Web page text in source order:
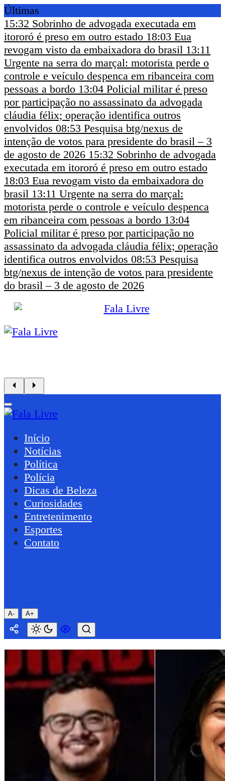
Últimas
15:32 Sobrinho de advogada executada em
itororó é preso em outro estado 18:03 Eua
revogam visto da embaixadora do brasil 13:11
Urgente na serra do marçal: motorista perde o
controle e veículo despenca em ribanceira com
pessoas a bordo 13:04 Policial militar é preso
por participação no assassinato da advogada
cláudia félix; operação identifica outros
envolvidos 08:53 Pesquisa btg/nexus de
intenção de votos para presidente do brasil – 3
de agosto de 2026 15:32 Sobrinho de advogada
executada em itororó é preso em outro estado
18:03 Eua revogam visto da embaixadora do
brasil 13:11 Urgente na serra do marçal:
motorista perde o controle e veículo despenca
em ribanceira com pessoas a bordo 13:04
Policial militar é preso por participação no
assassinato da advogada cláudia félix; operação
identifica outros envolvidos 08:53 Pesquisa
btg/nexus de intenção de votos para presidente
do brasil – 3 de agosto de 2026
Início
Notícias
Política
Polícia
Dicas de Beleza
Curiosidades
Entretenimento
Esportes
Contato
A- A+